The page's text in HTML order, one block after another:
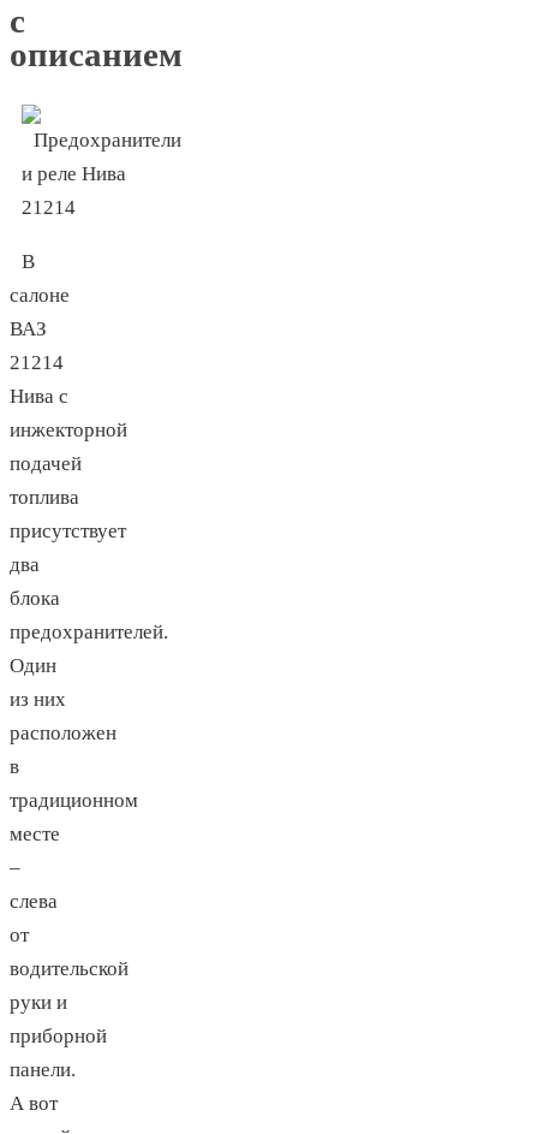
с
описанием
В
салоне
ВАЗ
21214
Нива с
инжекторной
подачей
топлива
присутствует
два
блока
предохранителей.
Один
из них
расположен
в
традиционном
месте
–
слева
от
водительской
руки и
приборной
панели.
А вот